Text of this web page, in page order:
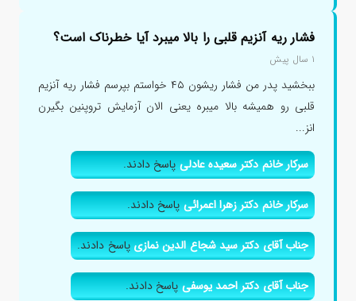
فشار ریه آنزیم قلبی را بالا میبرد آیا خطرناک است؟
۱ سال پیش
ببخشید پدر من فشار ریشون ۴۵ خواستم بپرسم فشار ریه آنزیم
قلبی رو همیشه بالا میبره یعنی الان آزمایش تروپنین بگیرن
انز...
سرکار خانم دکتر سعیده عادلیپاسخ دادند.
سرکار خانم دکتر زهرا اعمرائیپاسخ دادند.
جناب آقای دکتر سید شجاع الدین نمازیپاسخ دادند.
جناب آقای دکتر احمد یوسفیپاسخ دادند.